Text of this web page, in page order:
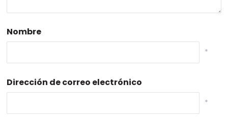
Nombre
*
Dirección de correo electrónico
*